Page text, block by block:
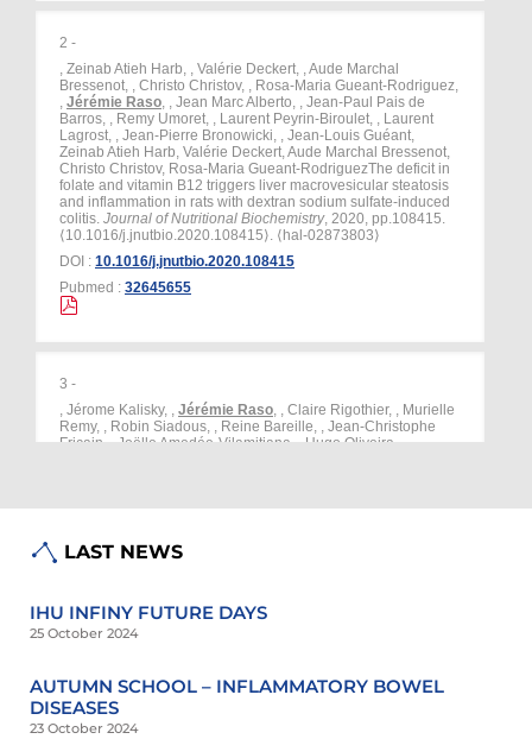
LAST NEWS
IHU INFINY FUTURE DAYS
25 October 2024
AUTUMN SCHOOL – INFLAMMATORY BOWEL
DISEASES
23 October 2024